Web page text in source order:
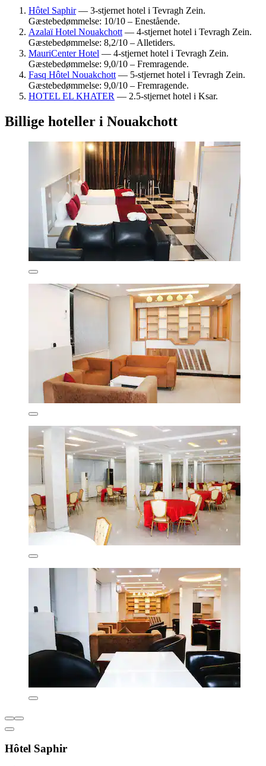
Hôtel Saphir— 3-stjernet hotel i Tevragh Zein.
Gæstebedømmelse: 10/10 – Enestående.
Azalaï Hotel Nouakchott — 4-stjernet hotel i Tevragh Zein.
Gæstebedømmelse: 8,2/10 – Alletiders.
MauriCenter Hotel — 4-stjernet hotel i Tevragh Zein.
Gæstebedømmelse: 9,0/10 – Fremragende.
Fasq Hôtel Nouakchott — 5-stjernet hotel i Tevragh Zein.
Gæstebedømmelse: 9,0/10 – Fremragende.
HOTEL EL KHATER — 2.5-stjernet hotel i Ksar.
Billige hoteller i Nouakchott
Hôtel Saphir